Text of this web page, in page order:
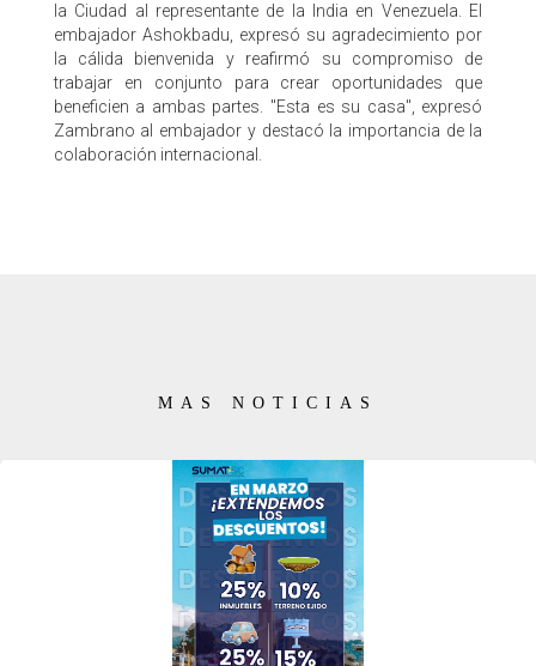
la Ciudad al representante de la India en Venezuela. El
embajador Ashokbadu, expresó su agradecimiento por
la cálida bienvenida y reafirmó su compromiso de
trabajar en conjunto para crear oportunidades que
beneficien a ambas partes. "Esta es su casa", expresó
Zambrano al embajador y destacó la importancia de la
colaboración internacional.
MAS NOTICIAS